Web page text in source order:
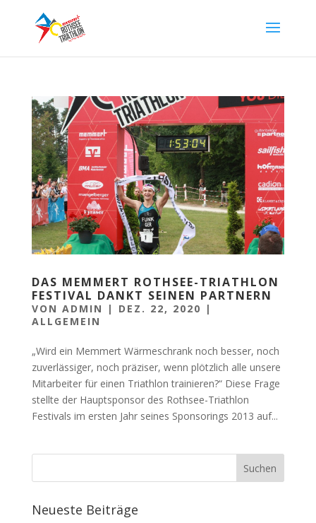
DAS MEMMERT ROTHSEE-TRIATHLON
FESTIVAL DANKT SEINEN PARTNERN
VON ADMIN | DEZ. 22, 2020 |
ALLGEMEIN
„Wird ein Memmert Wärmeschrank noch besser, noch
zuverlässiger, noch präziser, wenn plötzlich alle unsere
Mitarbeiter für einen Triathlon trainieren?“ Diese Frage
stellte der Hauptsponsor des Rothsee-Triathlon
Festivals im ersten Jahr seines Sponsorings 2013 auf...
Neueste Beiträge